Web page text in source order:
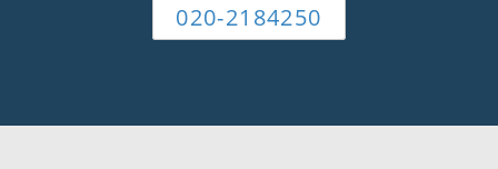
020-2184250